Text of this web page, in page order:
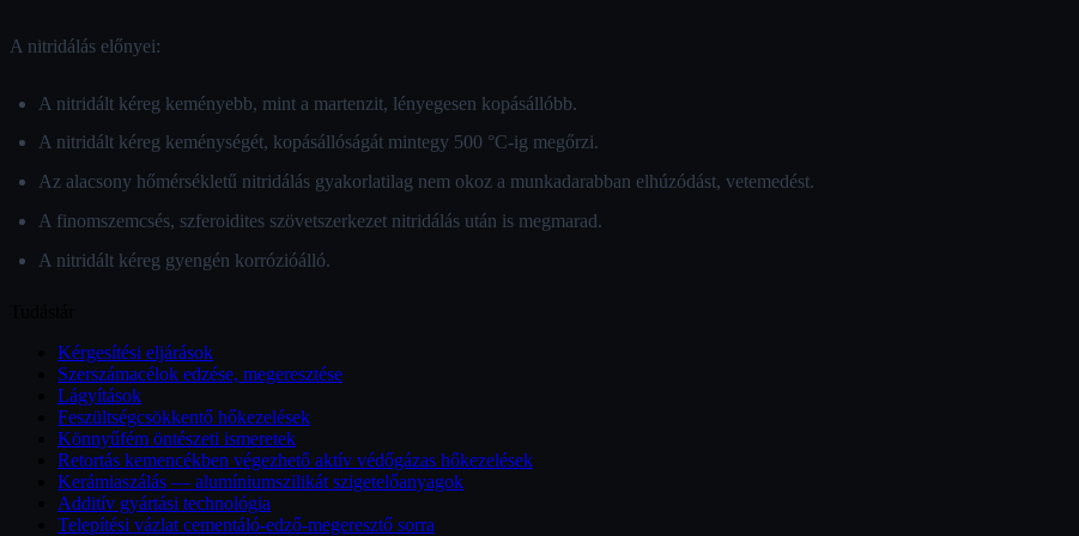
A nitridálás előnyei:
A nitridált kéreg keményebb, mint a martenzit, lényegesen kopásállóbb.
A nitridált kéreg keménységét, kopásállóságát mintegy 500 °C-ig megőrzi.
Az alacsony hőmérsékletű nitridálás gyakorlatilag nem okoz a munkadarabban elhúzódást, vetemedést.
A finomszemcsés, szferoidites szövetszerkezet nitridálás után is megmarad.
A nitridált kéreg gyengén korrózióálló.
Kérgesítési eljárások
Szerszámacélok edzése, megeresztése
Lágyítások
Feszültségcsökkentő hőkezelések
Könnyűfém öntészeti ismeretek
Retortás kemencékben végezhető aktív védőgázas hőkezelések
Kerámiaszálás — alumíniumszilikát szigetelőanyagok
Additív gyártási technológia
Telepítési vázlat cementáló-edző-megeresztő sorra